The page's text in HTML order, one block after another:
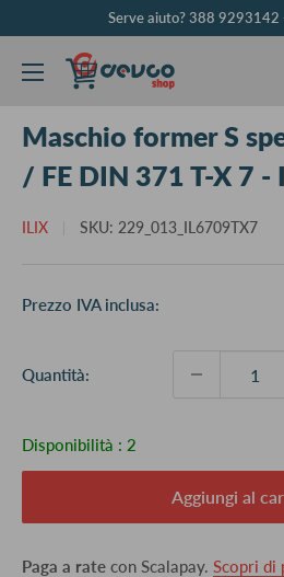
contenuto
Serve aiuto? 388
DEVCOshop
Maschio former S
/ FE DIN 371 T-X 7 -
ILIX SKU: 229_013_IL6709TX7
Prezzo IVA inclusa:
Quantità:
Disponibilità : 2
Aggiungi al
Paga a rate con Scalapay. Scopri di